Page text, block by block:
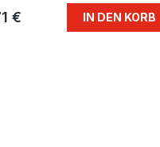
€ IN DEN KORB